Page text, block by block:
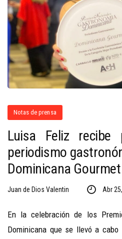
Notas de prensa
Luisa Feliz recibe
periodismo
Dominicana Gourmet
Juan de Dios Valentin Abr
En la celebración de los
Dominicana que se llevó a